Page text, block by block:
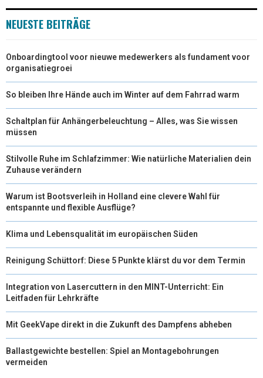
R
)
T
NEUESTE BEITRÄGE
Onboardingtool voor nieuwe medewerkers als fundament voor
organisatiegroei
So bleiben Ihre Hände auch im Winter auf dem Fahrrad warm
Schaltplan für Anhängerbeleuchtung – Alles, was Sie wissen
müssen
Stilvolle Ruhe im Schlafzimmer: Wie natürliche Materialien dein
Zuhause verändern
Warum ist Bootsverleih in Holland eine clevere Wahl für
entspannte und flexible Ausflüge?
Klima und Lebensqualität im europäischen Süden
Reinigung Schüttorf: Diese 5 Punkte klärst du vor dem Termin
Integration von Lasercuttern in den MINT-Unterricht: Ein
Leitfaden für Lehrkräfte
Mit GeekVape direkt in die Zukunft des Dampfens abheben
Ballastgewichte bestellen: Spiel an Montagebohrungen
vermeiden